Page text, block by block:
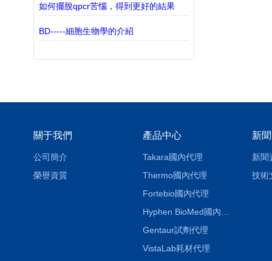
如何擺脫qpcr苦惱，得到更好的結果
BD-----細胞生物學的介紹
關于我們
公司簡介
榮譽資質
產品中心
Takara國內代理
Thermo國內代理
Fortebio國內代理
Gentaur試劑代理
VistaLab耗材代理
新
新聞
技術